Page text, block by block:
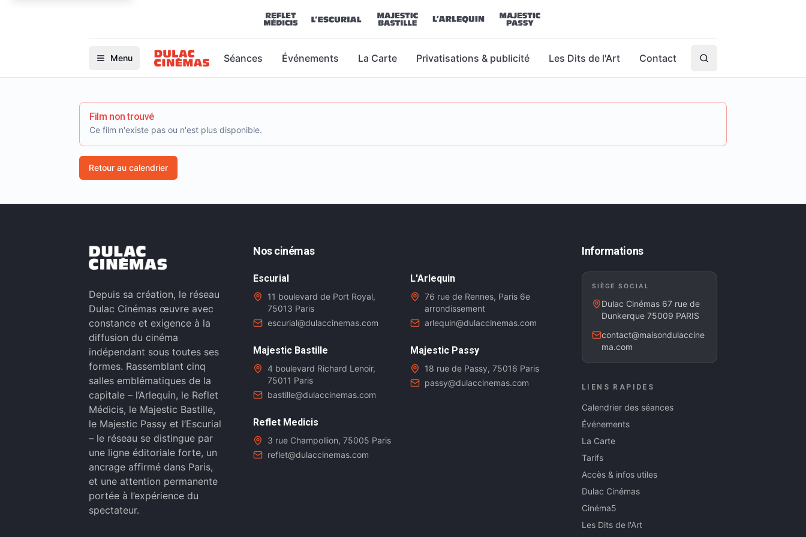
Menu Séances Événements La Carte Privatisations & publicité Les Dits de l'Art Contact
Film non trouvé
Ce film n'existe pas ou n'est plus disponible.
Retour au calendrier
Depuis sa création, le réseau
Dulac Cinémas œuvre avec
constance et exigence à la
diffusion du cinéma
indépendant sous toutes ses
formes. Rassemblant cinq
salles emblématiques de la
capitale – l’Arlequin, le Reflet
Médicis, le Majestic Bastille,
le Majestic Passy et l’Escurial
– le réseau se distingue par
une ligne éditoriale forte, un
ancrage affirmé dans Paris,
et une attention permanente
portée à l’expérience du
spectateur.
Nos cinémas
Escurial
11 boulevard de Port Royal,
75013 Paris
escurial@dulaccinemas.com
L'Arlequin
76 rue de Rennes, Paris 6e
arrondissement
arlequin@dulaccinemas.com
Majestic Bastille
4 boulevard Richard Lenoir,
75011 Paris
bastille@dulaccinemas.com
Majestic Passy
18 rue de Passy, 75016 Paris
passy@dulaccinemas.com
Reflet Medicis
3 rue Champollion, 75005 Paris
reflet@dulaccinemas.com
Informations
SIÈGE SOCIAL
Dulac Cinémas 67 rue de
Dunkerque 75009 PARIS
contact@maisondulaccine
ma.com
LIENS RAPIDES
Calendrier des séances
Événements
La Carte
Tarifs
Accès & infos utiles
Dulac Cinémas
Cinéma5
Les Dits de l'Art